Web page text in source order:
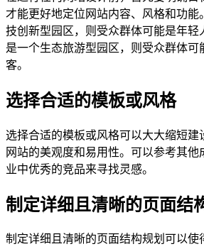
才能更好地定位网站内容、风格和功能
技创新型园区，则受众群体可能是年轻
是一个生态旅游型园区，则受众群体可
客。
选择合适的模板或风格
选择合适的模板或风格可以大大缩短建
网站的美观度和易用性。可以参考其
业中优秀的竞品来寻找灵感。
制定详细且清晰的页面结
制定详细且清晰的页面结构规划可以使